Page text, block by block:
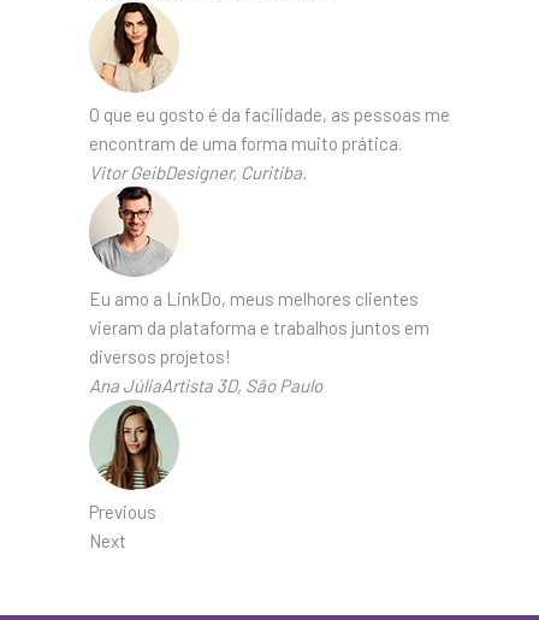
O que eu gosto é da facilidade, as pessoas me
encontram de uma forma muito prática.
Vitor GeibDesigner, Curitiba.
Eu amo a LinkDo, meus melhores clientes
vieram da plataforma e trabalhos juntos em
diversos projetos!
Ana JúliaArtista 3D, São Paulo
Previous
Next